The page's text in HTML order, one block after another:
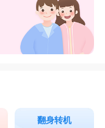
翻身转机